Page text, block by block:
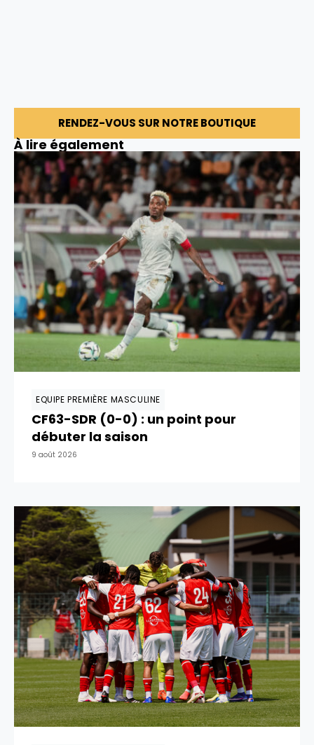
RENDEZ-VOUS SUR NOTRE BOUTIQUE
À lire également
EQUIPE PREMIÈRE MASCULINE
CF63-SDR (0-0) : un point pour
débuter la saison
9 août 2026